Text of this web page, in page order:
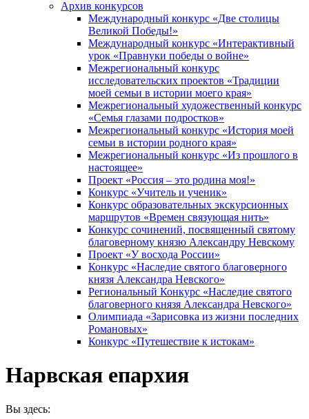
Архив конкурсов
Международный конкурс «Две столицы
Великой Победы!»
Международный конкурс «Интерактивный
урок «Правнуки победы о войне»
Межрегиональный конкурс
исследовательских проектов «Традиции
моей семьи в истории моего края»
Межрегиональный художественный конкурс
«Семья глазами подростков»
Межрегиональный конкурс «История моей
семьи в истории родного края»
Межрегиональный конкурс «Из прошлого в
настоящее»
Проект «Россия – это родина моя!»
Конкурс «Учитель и ученик»
Конкурс образовательных экскурсионных
маршрутов «Времен связующая нить»
Конкурс сочинений, посвященный святому
благоверному князю Александру Невскому
Проект «У восхода России»
Конкурс «Наследие святого благоверного
князя Александра Невского»
Региональный Конкурс «Наследие святого
благоверного князя Александра Невского»
Олимпиада «Зарисовка из жизни последних
Романовых»
Конкурс «Путешествие к истокам»
Нарвская епархия
Вы здесь: